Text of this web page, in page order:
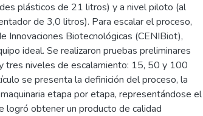
plásticos de 21 litros) y a nivel piloto (al
de 3,0 litros). Para escalar el proceso,
Innovaciones Biotecnológicas (CENIBiot),
ideal. Se realizaron pruebas preliminares
tres niveles de escalamiento: 15, 50 y 100
se presenta la definición del pro­ceso, la
etapa por etapa, representándose el
logró obtener un producto de calidad